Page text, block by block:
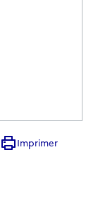
Imprimer